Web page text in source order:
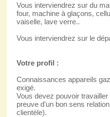
Vous interviendrez sur du
four, machine à glaçons,
vaiselle, lave verre..
Vous interviendrez sur le
Votre profil :
Connaissances appareils
exigé.
Vous devez pouvoir
preuve d'un bon sens
clientèle).